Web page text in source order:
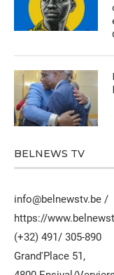
BELNEWS TV
info@belnewstv.be /
https://
(+32) 491/ 305-890
Grand'Place 51,